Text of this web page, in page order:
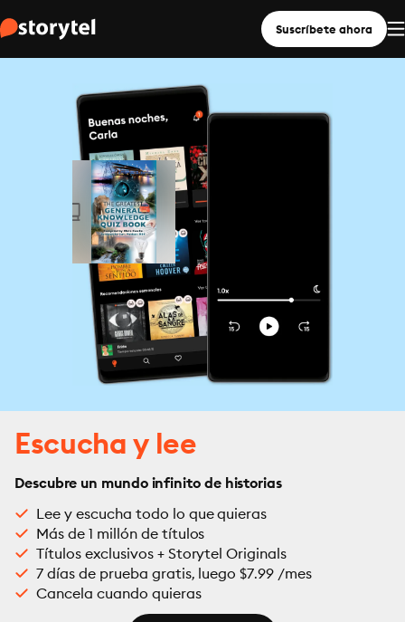
Suscríbete ahora
Escucha y lee
Descubre un mundo infinito de historias
Lee y escucha todo lo que quieras
Más de 1 millón de títulos
Títulos exclusivos + Storytel Originals
7 días de prueba gratis, luego $7.99 /mes
Cancela cuando quieras